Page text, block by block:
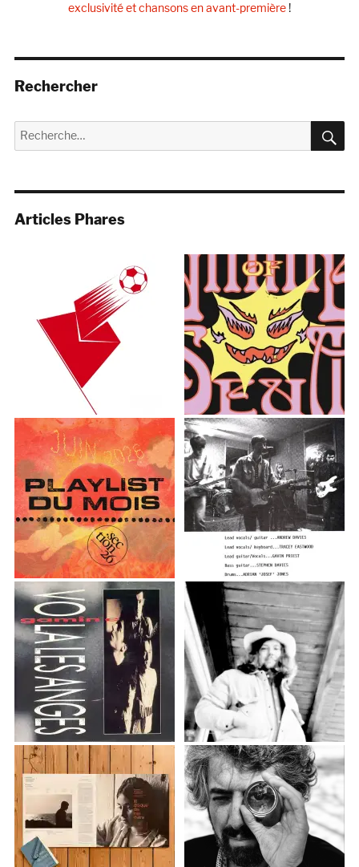
exclusivité et chansons en avant-première !
Rechercher
Recherche
pour :
Articles Phares